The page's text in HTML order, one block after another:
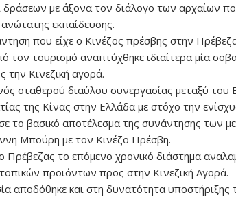
δράσεων με άξονα τον διάλογο των αρχαίων
εκπαίδευσης.
που είχε ο Κινέζος πρέσβης στην
τον τουρισμό αναπτύχθηκε ιδιαίτερα μία
την Κινεζική αγορά.
σταθερού διαύλου συνεργασίας μεταξύ του
της Κίνας στην Ελλάδα με στόχο την
το βασικό αποτέλεσμα της συνάντησης των
Μπούρη με τον Κινέζο Πρέσβη.
Πρέβεζας το επόμενο χρονικό διάστημα
προϊόντων προς στην Κινεζική Αγορά.
αποδόθηκε και στη δυνατότητα